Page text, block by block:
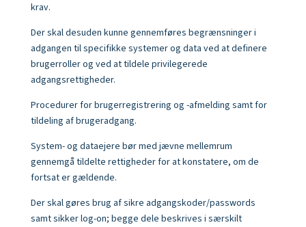
krav.
Der skal desuden kunne gennemføres begrænsninger i
adgangen til specifikke systemer og data ved at definere
brugerroller og ved at tildele privilegerede
adgangsrettigheder.
Procedurer for brugerregistrering og -afmelding samt for
tildeling af brugeradgang.
System- og dataejere bør med jævne mellemrum
gennemgå tildelte rettigheder for at konstatere, om de
fortsat er gældende.
Der skal gøres brug af sikre adgangskoder/passwords
samt sikker log-on; begge dele beskrives i særskilt